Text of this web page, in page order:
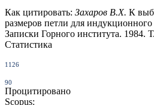
Как цитировать: Захаров В.Х. К
размеров петли для индукционного
Записки Горного института. 1984.
Статистика
1126
90
Процитировано
Scopus: